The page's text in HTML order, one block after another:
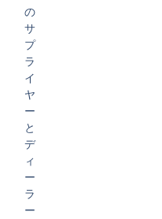
の
サ
プ
ラ
イ
ヤ
ー
と
デ
ィ
ー
ラ
ー